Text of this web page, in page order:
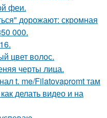
феи.
дорожают: скромная
000.
цвет волос.
черты лица.
t. me/Filatovapromt там
делать видео и на